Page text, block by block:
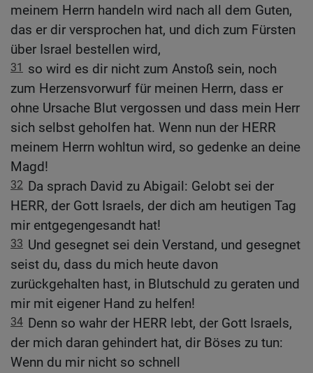
meinem Herrn handeln wird nach all dem Guten,
das er dir versprochen hat, und dich zum Fürsten
über Israel bestellen wird,
31
so wird es dir nicht zum Anstoß sein, noch
zum Herzensvorwurf für meinen Herrn, dass er
ohne Ursache Blut vergossen und dass mein Herr
sich selbst geholfen hat. Wenn nun der HERR
meinem Herrn wohltun wird, so gedenke an deine
Magd!
32 Da sprach David zu Abigail: Gelobt sei der
HERR, der Gott Israels, der dich am heutigen Tag
mir entgegengesandt hat!
33 Und gesegnet sei dein Verstand, und gesegnet
seist du, dass du mich heute davon
zurückgehalten hast, in Blutschuld zu geraten und
mir mit eigener Hand zu helfen!
34 Denn so wahr der HERR lebt, der Gott Israels,
der mich daran gehindert hat, dir Böses zu tun:
Wenn du mir nicht so schnell